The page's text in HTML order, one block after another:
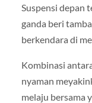
Suspensi depan
ganda beri
berkendara di
Kombinasi
nyaman
melaju bersama